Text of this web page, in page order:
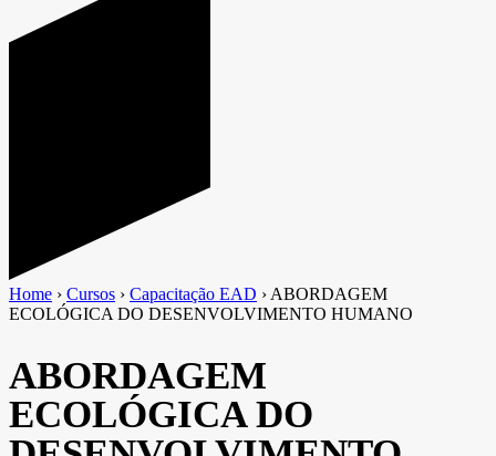
Home › Cursos › Capacitação EAD › ABORDAGEM
ECOLÓGICA DO DESENVOLVIMENTO HUMANO
ABORDAGEM
ECOLÓGICA DO